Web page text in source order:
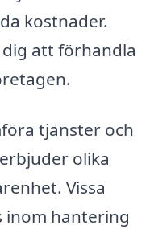
kostnader.
att förhandla
tjänster och
olika
Vissa
inom hantering